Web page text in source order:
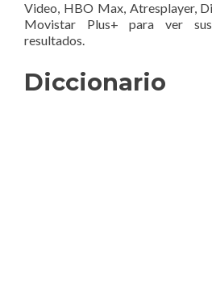
Video, HBO Max, Atresplayer,
Movistar Plus+ para ver
resultados.
Diccionario